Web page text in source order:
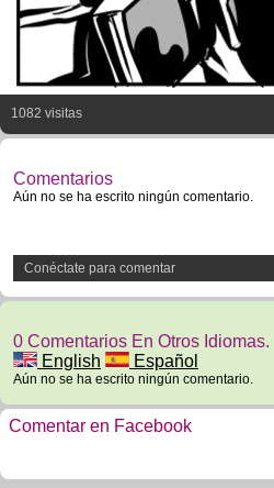
1082 visitas
Comentarios
Aún no se ha escrito ningún comentario.
Conéctate para comentar
0 Comentarios En Otros Idiomas.
English
Español
Aún no se ha escrito ningún comentario.
Comentar en Facebook